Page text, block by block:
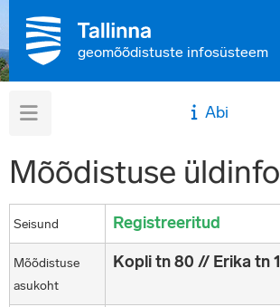
geomõõdistuste infosüsteem
Abi
Mõõdistuse üldinfo
Seisund Registreeritud
Mõõdistuse
asukoht
Kopli tn 80 // Erika tn 1